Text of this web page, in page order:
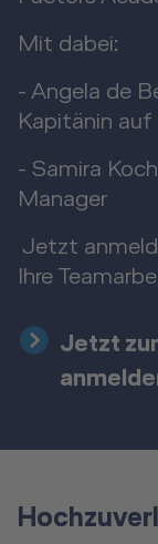
Mit dabei:
- Angela de
Kapitänin
- Samira
Manager
Jetzt
Ihre
Jetzt